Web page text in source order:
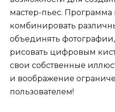
мастер-пьес. Программа
комбинировать
объединять
рисовать цифровым
свои собственные
и воображение
пользователем!